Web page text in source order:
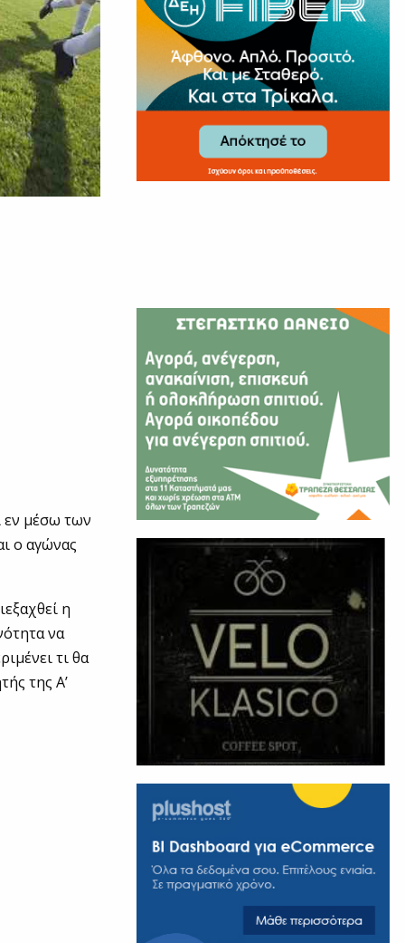
εν μέσω των
ο αγώνας
η
να
τι θα
της Α’